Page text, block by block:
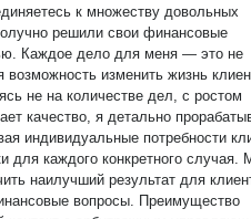
к множеству довольных
решили свои финансовые
не
изменить жизнь
качество, я детально
индивидуальные потребности
каждого конкретного случая. Моя
наилучший результат для
вопросы. Преимущество